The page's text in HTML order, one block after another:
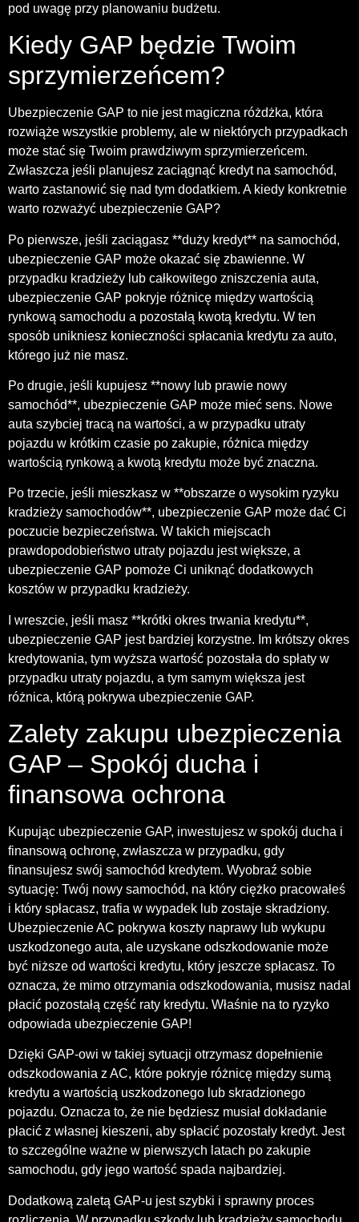
pod uwagę przy planowaniu budżetu.
Kiedy GAP będzie Twoim
sprzymierzeńcem?
Ubezpieczenie GAP to nie jest magiczna różdżka, która
rozwiąże wszystkie problemy, ale w niektórych przypadkach
może stać się Twoim prawdziwym sprzymierzeńcem.
Zwłaszcza jeśli planujesz zaciągnąć kredyt na samochód,
warto zastanowić się nad tym dodatkiem. A kiedy konkretnie
warto rozważyć ubezpieczenie GAP?
Po pierwsze, jeśli zaciągasz **duży kredyt** na samochód,
ubezpieczenie GAP może okazać się zbawienne. W
przypadku kradzieży lub całkowitego zniszczenia auta,
ubezpieczenie GAP pokryje różnicę między wartością
rynkową samochodu a pozostałą kwotą kredytu. W ten
sposób unikniesz konieczności spłacania kredytu za auto,
którego już nie masz.
Po drugie, jeśli kupujesz **nowy lub prawie nowy
samochód**, ubezpieczenie GAP może mieć sens. Nowe
auta szybciej tracą na wartości, a w przypadku utraty
pojazdu w krótkim czasie po zakupie, różnica między
wartością rynkową a kwotą kredytu może być znaczna.
Po trzecie, jeśli mieszkasz w **obszarze o wysokim ryzyku
kradzieży samochodów**, ubezpieczenie GAP może dać Ci
poczucie bezpieczeństwa. W takich miejscach
prawdopodobieństwo utraty pojazdu jest większe, a
ubezpieczenie GAP pomoże Ci uniknąć dodatkowych
kosztów w przypadku kradzieży.
I wreszcie, jeśli masz **krótki okres trwania kredytu**,
ubezpieczenie GAP jest bardziej korzystne. Im krótszy okres
kredytowania, tym wyższa wartość pozostała do spłaty w
przypadku utraty pojazdu, a tym samym większa jest
różnica, którą pokrywa ubezpieczenie GAP.
Zalety zakupu ubezpieczenia
GAP – Spokój ducha i
finansowa ochrona
Kupując ubezpieczenie GAP, inwestujesz w spokój ducha i
finansową ochronę, zwłaszcza w przypadku, gdy
finansujesz swój samochód kredytem. Wyobraź sobie
sytuację: Twój nowy samochód, na który ciężko pracowałeś
i który spłacasz, trafia w wypadek lub zostaje skradziony.
Ubezpieczenie AC pokrywa koszty naprawy lub wykupu
uszkodzonego auta, ale uzyskane odszkodowanie może
być niższe od wartości kredytu, który jeszcze spłacasz. To
oznacza, że mimo otrzymania odszkodowania, musisz nadal
płacić pozostałą część raty kredytu. Właśnie na to ryzyko
odpowiada ubezpieczenie GAP!
Dzięki GAP-owi w takiej sytuacji otrzymasz dopełnienie
odszkodowania z AC, które pokryje różnicę między sumą
kredytu a wartością uszkodzonego lub skradzionego
pojazdu. Oznacza to, że nie będziesz musiał dokładanie
płacić z własnej kieszeni, aby spłacić pozostały kredyt. Jest
to szczególne ważne w pierwszych latach po zakupie
samochodu, gdy jego wartość spada najbardziej.
Dodatkową zaletą GAP-u jest szybki i sprawny proces